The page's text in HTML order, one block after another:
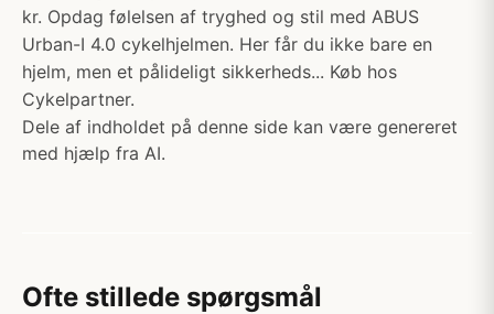
kr. Opdag følelsen af tryghed og stil med ABUS
Urban-I 4.0 cykelhjelmen. Her får du ikke bare en
hjelm, men et pålideligt sikkerheds... Køb hos
Cykelpartner.
Dele af indholdet på denne side kan være genereret
med hjælp fra AI.
Ofte stillede spørgsmål